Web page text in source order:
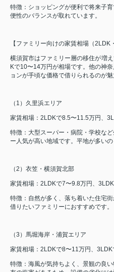
特徴：ショッピングが便利で将来子
便性のバランスが取れています。
【ファミリー向けの家賃相場（2LDK
横須賀市はファミリー層の移住が増
Kで10〜14万円が相場です。他の神
ョンが手頃な価格で借りられるのが魅
（1）久里浜エリア
家賃相場：2LDKで8.5〜11.5万円、
特徴：大型スーパー・病院・学校な
ー人気が高い地域です。平地が多いの
（2）衣笠・横須賀北部
家賃相場：2LDKで7〜9.8万円、
特徴：自然が多く、落ち着いた住宅
借りたいファミリーにおすすめです。
（3）馬堀海岸・浦賀エリア
家賃相場：2LDKで8〜11万円、
特徴：海風が気持ちよく、景観の良